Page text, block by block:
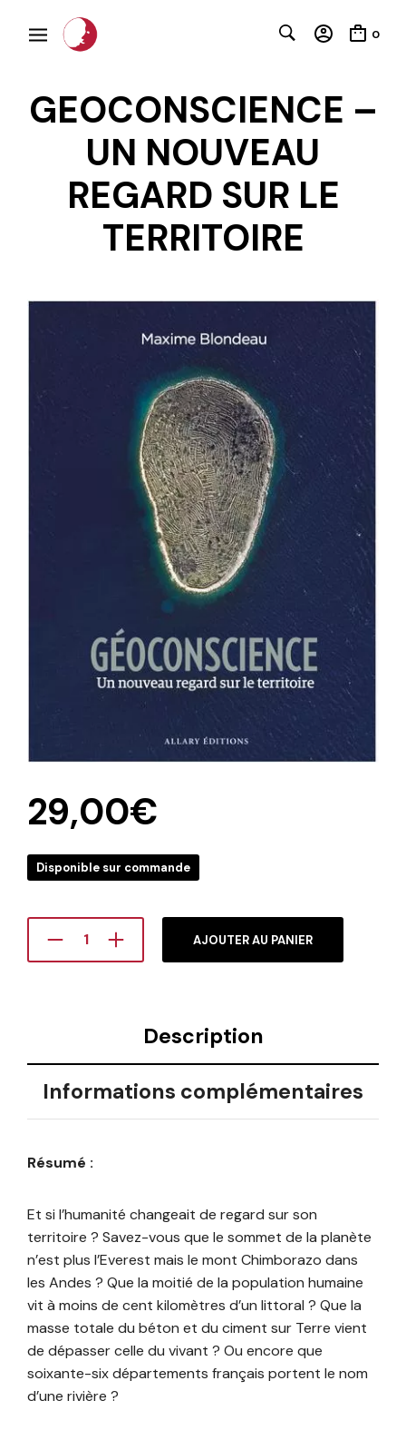
0
GEOCONSCIENCE –
UN NOUVEAU
REGARD SUR LE
TERRITOIRE
29,00€
Disponible sur commande
AJOUTER AU PANIER
Description
Informations complémentaires
Résumé :
Et si l’humanité changeait de regard sur son
territoire ? Savez-vous que le sommet de la planète
n’est plus l’Everest mais le mont Chimborazo dans
les Andes ? Que la moitié de la population humaine
vit à moins de cent kilomètres d’un littoral ? Que la
masse totale du béton et du ciment sur Terre vient
de dépasser celle du vivant ? Ou encore que
soixante-six départements français portent le nom
d’une rivière ?